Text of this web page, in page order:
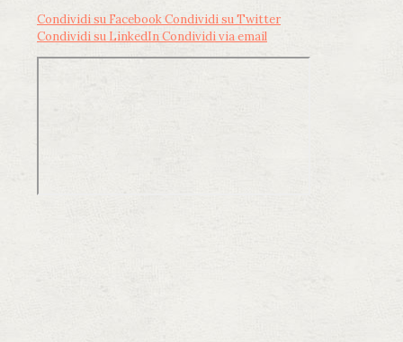
Condividi su FacebookCondividi su Twitter
Condividi su LinkedInCondividi via email